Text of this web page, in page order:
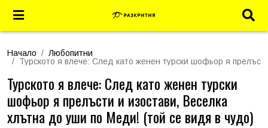
Начало
Любопитни
Турското я влече: След като женен турски шофьор я
Турското я влече: След като женен турски
шофьор я прелъсти и изостави, Веселка
хлътна до уши по Меди! (той се видя в чудо)